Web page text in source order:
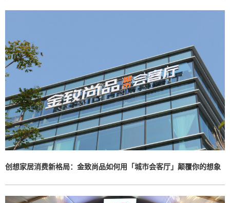
创想家居消费新格局：金致尚品如何用「城市会客厅」颠覆你的想象